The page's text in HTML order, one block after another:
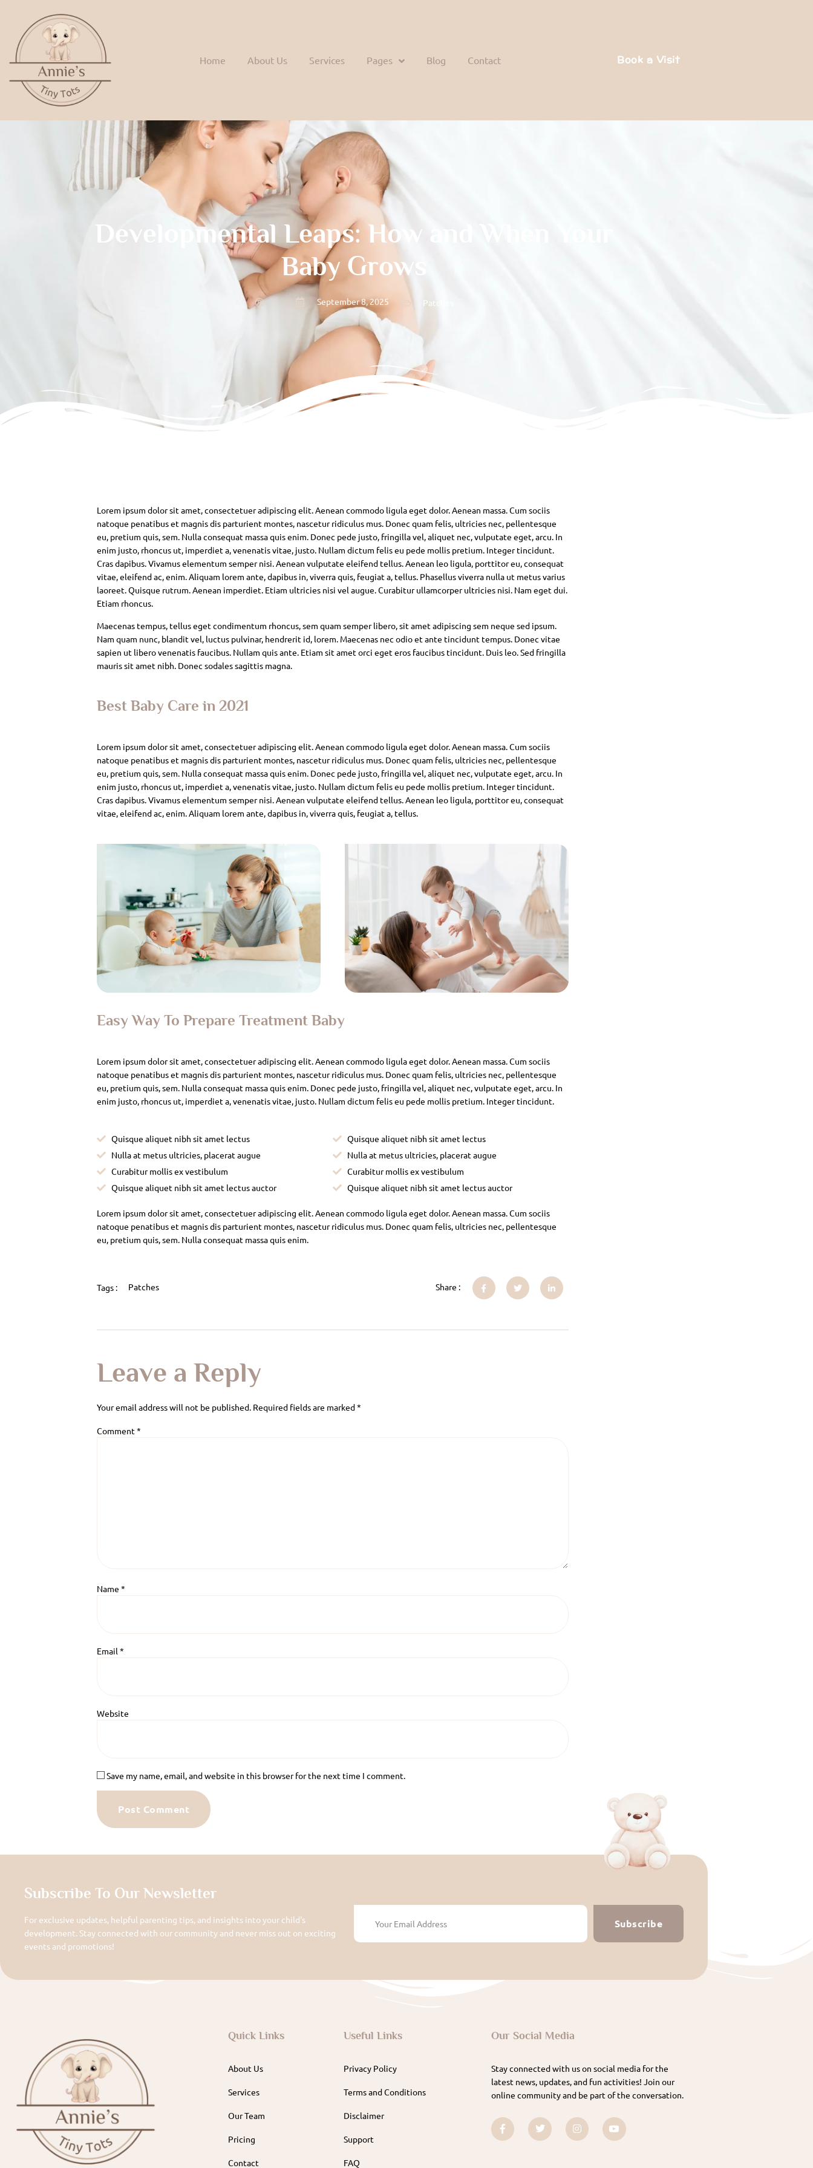
Home About Us Services Pages Blog Contact Book a Visit
Developmental Leaps: How and When Your
Baby Grows
September 8, 2025 Patches
Lorem ipsum dolor sit amet, consectetuer adipiscing elit. Aenean commodo ligula eget dolor. Aenean massa. Cum sociis
natoque penatibus et magnis dis parturient montes, nascetur ridiculus mus. Donec quam felis, ultricies nec, pellentesque
eu, pretium quis, sem. Nulla consequat massa quis enim. Donec pede justo, fringilla vel, aliquet nec, vulputate eget, arcu. In
enim justo, rhoncus ut, imperdiet a, venenatis vitae, justo. Nullam dictum felis eu pede mollis pretium. Integer tincidunt.
Cras dapibus. Vivamus elementum semper nisi. Aenean vulputate eleifend tellus. Aenean leo ligula, porttitor eu, consequat
vitae, eleifend ac, enim. Aliquam lorem ante, dapibus in, viverra quis, feugiat a, tellus. Phasellus viverra nulla ut metus varius
laoreet. Quisque rutrum. Aenean imperdiet. Etiam ultricies nisi vel augue. Curabitur ullamcorper ultricies nisi. Nam eget dui.
Etiam rhoncus.
Maecenas tempus, tellus eget condimentum rhoncus, sem quam semper libero, sit amet adipiscing sem neque sed ipsum.
Nam quam nunc, blandit vel, luctus pulvinar, hendrerit id, lorem. Maecenas nec odio et ante tincidunt tempus. Donec vitae
sapien ut libero venenatis faucibus. Nullam quis ante. Etiam sit amet orci eget eros faucibus tincidunt. Duis leo. Sed fringilla
mauris sit amet nibh. Donec sodales sagittis magna.
Best Baby Care in 2021
Lorem ipsum dolor sit amet, consectetuer adipiscing elit. Aenean commodo ligula eget dolor. Aenean massa. Cum sociis
natoque penatibus et magnis dis parturient montes, nascetur ridiculus mus. Donec quam felis, ultricies nec, pellentesque
eu, pretium quis, sem. Nulla consequat massa quis enim. Donec pede justo, fringilla vel, aliquet nec, vulputate eget, arcu. In
enim justo, rhoncus ut, imperdiet a, venenatis vitae, justo. Nullam dictum felis eu pede mollis pretium. Integer tincidunt.
Cras dapibus. Vivamus elementum semper nisi. Aenean vulputate eleifend tellus. Aenean leo ligula, porttitor eu, consequat
vitae, eleifend ac, enim. Aliquam lorem ante, dapibus in, viverra quis, feugiat a, tellus.
Easy Way To Prepare Treatment Baby
Lorem ipsum dolor sit amet, consectetuer adipiscing elit. Aenean commodo ligula eget dolor. Aenean massa. Cum sociis
natoque penatibus et magnis dis parturient montes, nascetur ridiculus mus. Donec quam felis, ultricies nec, pellentesque
eu, pretium quis, sem. Nulla consequat massa quis enim. Donec pede justo, fringilla vel, aliquet nec, vulputate eget, arcu. In
enim justo, rhoncus ut, imperdiet a, venenatis vitae, justo. Nullam dictum felis eu pede mollis pretium. Integer tincidunt.
Quisque aliquet nibh sit amet lectus
Nulla at metus ultricies, placerat augue
Curabitur mollis ex vestibulum
Quisque aliquet nibh sit amet lectus auctor
Quisque aliquet nibh sit amet lectus
Nulla at metus ultricies, placerat augue
Curabitur mollis ex vestibulum
Quisque aliquet nibh sit amet lectus auctor
Lorem ipsum dolor sit amet, consectetuer adipiscing elit. Aenean commodo ligula eget dolor. Aenean massa. Cum sociis
natoque penatibus et magnis dis parturient montes, nascetur ridiculus mus. Donec quam felis, ultricies nec, pellentesque
eu, pretium quis, sem. Nulla consequat massa quis enim.
Tags : Patches Share :
Leave a Reply
Your email address will not be published. Required fields are marked*
Comment*
Name *
Email *
Website
Save my name, email, and website in this browser for the next time I comment.
Subscribe To Our Newsletter
For exclusive updates, helpful parenting tips, and insights into your child's
development. Stay connected with our community and never miss out on exciting
events and promotions!
Subscribe
Quick Links
About Us
Services
Our Team
Pricing
Contact
Useful Links
Privacy Policy
Terms and Conditions
Disclaimer
Support
FAQ
Our Social Media
Stay connected with us on social media for the
latest news, updates, and fun activities! Join our
online community and be part of the conversation.